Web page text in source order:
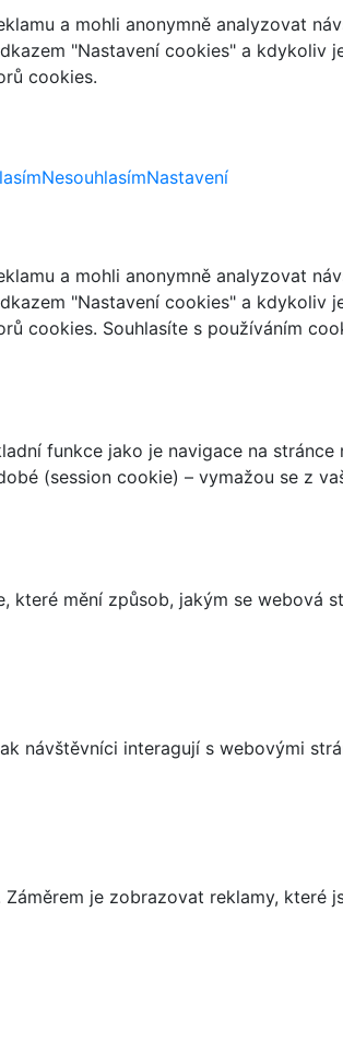
a mohli anonymně analyzovat
"Nastavení cookies" a kdykoliv
cookies.
NesouhlasímNastavení
a mohli anonymně analyzovat
"Nastavení cookies" a kdykoliv
cookies. Souhlasíte s používáním
funkce jako je navigace na
(session cookie) – vymažou se z
mění způsob, jakým se webová
návštěvníci interagují s webovými
je zobrazovat reklamy, které